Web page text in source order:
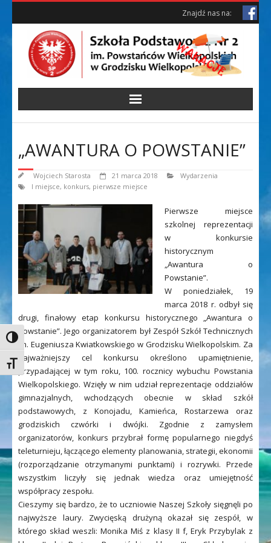
Skip
Toggle High Contrast
Toggle Font size
Skip
Znajdź nas na:
„AWANTURA O POWSTANIE”
Wojciech Starosta 21 marca 2018
Wydarzenia
I miejsce, konkurs, pierwsze miejsce
Pierwsze miejsce
szkolnej reprezentacji
w konkursie
historycznym
„Awantura o
Powstanie”.
W poniedziałek, 19
marca 2018 r. odbył się
drugi, finałowy etap konkursu historycznego „Awantura o
Powstanie”. Jego organizatorem był Zespół Szkół Technicznych
im. Eugeniusza Kwiatkowskiego w Grodzisku Wielkopolskim. Za
najważniejszy cel konkursu określono upamiętnienie,
przypadającej w tym roku, 100. rocznicy wybuchu Powstania
Wielkopolskiego. Wzięły w nim udział reprezentacje oddziałów
gimnazjalnych, wchodzących obecnie w skład szkół
podstawowych, z Konojadu, Kamieńca, Rostarzewa oraz
grodziskich czwórki i dwójki. Zgodnie z zamysłem
organizatorów, konkurs przybrał formę popularnego niegdyś
teleturnieju, łączącego elementy planowania, strategii, ekonomii
(rozporządzanie otrzymanymi punktami) i rozrywki. Przede
wszystkim liczyły się jednak wiedza oraz umiejętność
współpracy zespołu.
Cieszymy się bardzo, że to uczniowie Naszej Szkoły sięgnęli po
najwyższe laury. Zwycięską drużyną okazał się zespół, w
którego skład weszli: Monika Miś z klasy II f, Eryk Przybylak z